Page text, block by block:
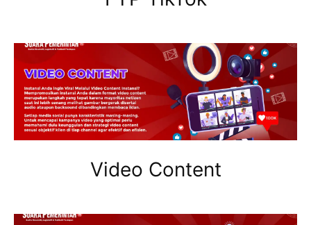
Video Content